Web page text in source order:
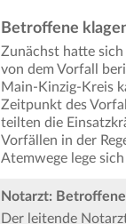
Betroffene
Zunächst hatte
von dem Vorfall
Main-Kinzig-Kreis
Zeitpunkt des
teilten die
Vorfällen in der
Atemwege lege
Notarzt:
Der leitende